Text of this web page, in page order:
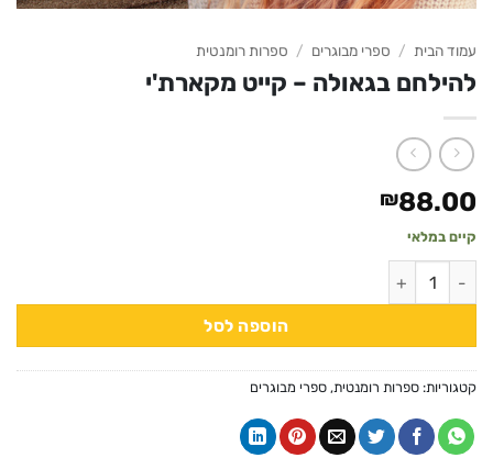
עמוד הבית / ספרי מבוגרים / ספרות רומנטית
להילחם בגאולה – קייט מקארת'י
₪88.00
קיים במלאי
כמות של להילחם בגאולה - קייט מקארת'י
הוספה לסל
קטגוריות: ספרות רומנטית, ספרי מבוגרים